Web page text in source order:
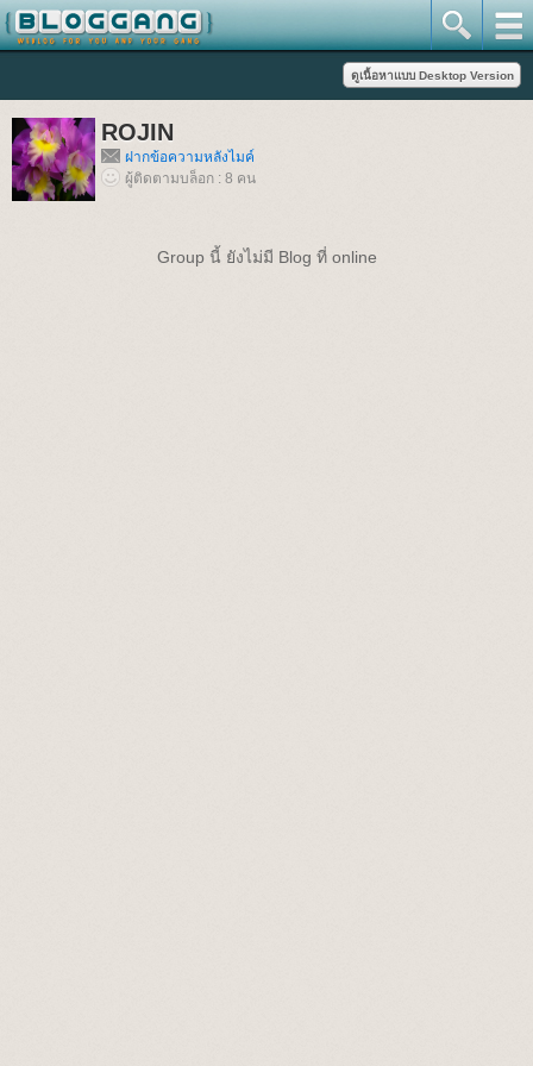
ROJIN
ฝากข้อความหลังไมค์
ผู้ติดตามบล็อก : 8 คน
Group นี้ ยังไม่มี Blog ที่ online